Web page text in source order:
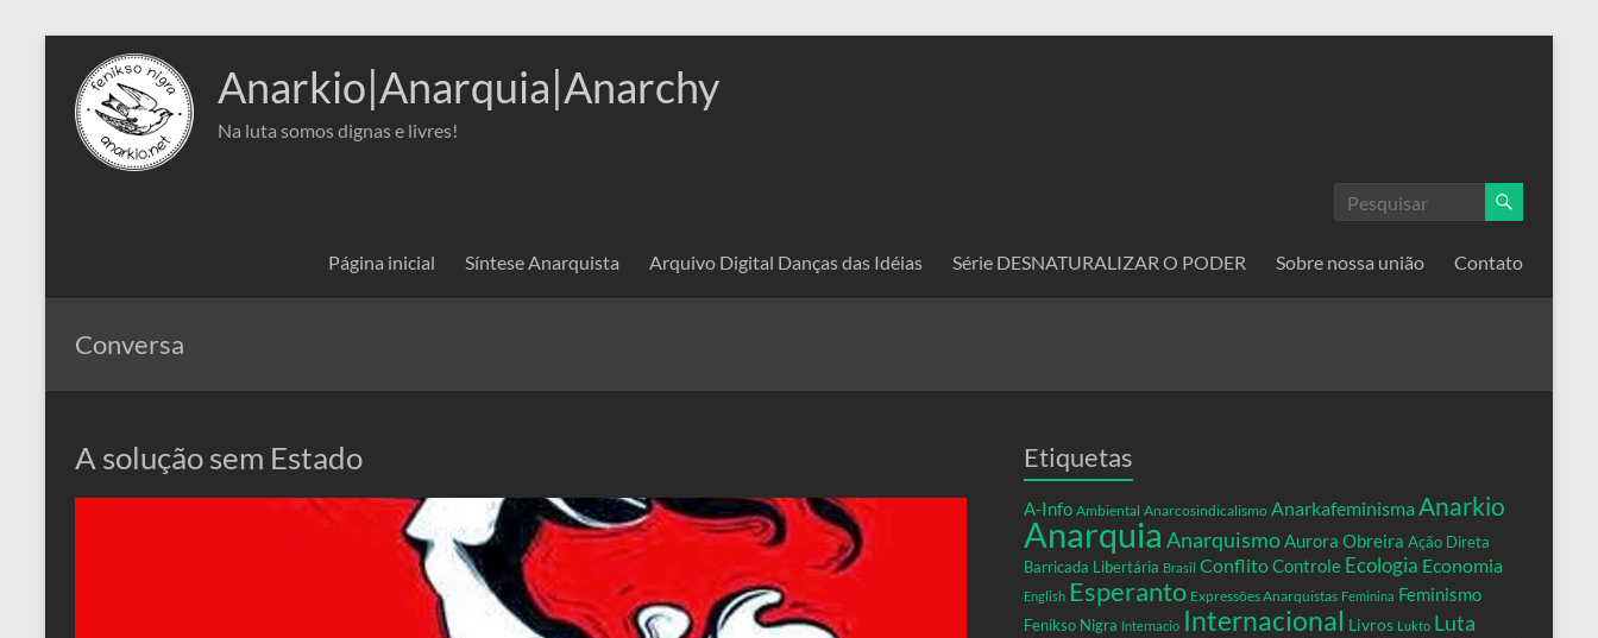
conteúdo
Anarkio|Anarquia|Anarchy
Na luta somos dignas e livres!
Página inicial Síntese Anarquista Arquivo Digital Danças das Idéias Série DESNATURALIZAR O PODER Sobre nossa união Contato
Conversa
A solução sem Estado Etiquetas
A-Info Ambiental Anarcosindicalismo Anarkafeminisma Anarkio
Anarquia AnarquismoAurora Obreira Ação Direta
Barricada Libertária Brasil ConflitoControle Ecologia Economia
English Esperanto Expressões Anarquistas Feminina Feminismo
Fenikso Nigra Internacio Internacional Livros Lukto Luta